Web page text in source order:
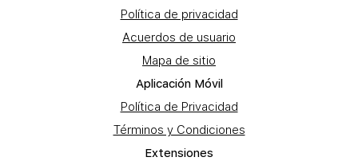
Política de privacidad
Acuerdos de usuario
Mapa de sitio
Aplicación Móvil
Política de Privacidad
Términos y Condiciones
Extensiones